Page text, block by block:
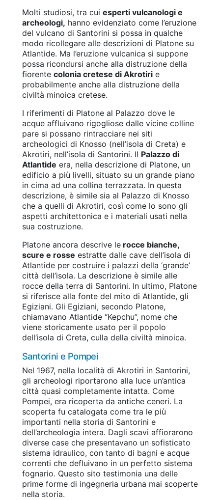
Molti studiosi, tra cui esperti vulcanologi e
archeologi, hanno evidenziato come l’eruzione
del vulcano di Santorini si possa in qualche
modo ricollegare alle descrizioni di Platone su
Atlantide. Ma l’eruzione vulcanica si suppone
possa ricondursi anche alla distruzione della
fiorente colonia cretese di Akrotiri e
probabilmente anche alla distruzione della
civiltà minoica cretese.
I riferimenti di Platone al Palazzo dove le
acque affluivano rigogliose dalle vicine colline
pare si possano rintracciare nei siti
archeologici di Knosso (nell’isola di Creta) e
Akrotiri, nell’isola di Santorini. Il Palazzo di
Atlantide era, nella descrizione di Platone, un
edificio a più livelli, situato su un grande piano
in cima ad una collina terrazzata. In questa
descrizione, è simile sia al Palazzo di Knosso
che a quelli di Akrotiri, così come lo sono gli
aspetti architettonica e i materiali usati nella
sua costruzione.
Platone ancora descrive le rocce bianche,
scure e rosse estratte dalle cave dell’isola di
Atlantide per costruire i palazzi della ‘grande’
città dell’isola. La descrizione è simile alle
rocce della terra di Santorini. In ultimo, Platone
si riferisce alla fonte del mito di Atlantide, gli
Egiziani. Gli Egiziani, secondo Platone,
chiamavano Atlantide “Kepchu”, nome che
viene storicamente usato per il popolo
dell’isola di Creta, culla della civiltà minoica.
Santorini e Pompei
Nel 1967, nella località di Akrotiri in Santorini,
gli archeologi riportarono alla luce un’antica
città quasi completamente intatta. Come
Pompei, era ricoperta da antiche ceneri. La
scoperta fu catalogata come tra le più
importanti nella storia di Santorini e
dell’archeologia intera. Dagli scavi affiorarono
diverse case che presentavano un sofisticato
sistema idraulico, con tanto di bagni e acque
correnti che defluivano in un perfetto sistema
fognario. Questo sito testimonia una delle
prime forme di ingegneria urbana mai scoperte
nella storia.